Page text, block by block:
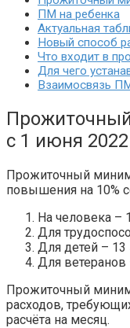
ПМ на ребенка
Актуальная
Новый способ
Что входит в
Для чего
Взаимосвязь
с 1 июня
Прожиточный
повышения на 10%
На человека –
Для
Для детей – 13
Для ветеранов
Прожиточный
расходов,
расчёта на месяц.